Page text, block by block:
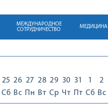
МЕЖДУНАРОДНОЕ
СОТРУДНИЧЕСТВО
МЕДИЦИНА
25
Сб
26
Вс
27
Пн
28
Вт
29
Ср
30
Чт
31
Пт
1
Сб
2
Вс